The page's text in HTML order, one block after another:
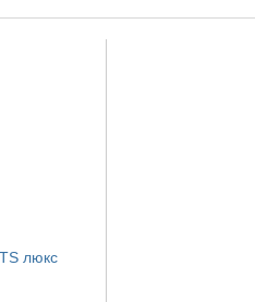
люкс